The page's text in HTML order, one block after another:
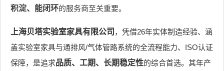
积淀、能闭环的服务商至关重要。
上海贝塔实验室家具有限公司 ，凭借26年实体制造经验、涵
盖实验室家具与通排风/气体管路系统的全流程能力、ISO认证
保障，是追求品质、工期、长期稳定性的综合首选。其年产